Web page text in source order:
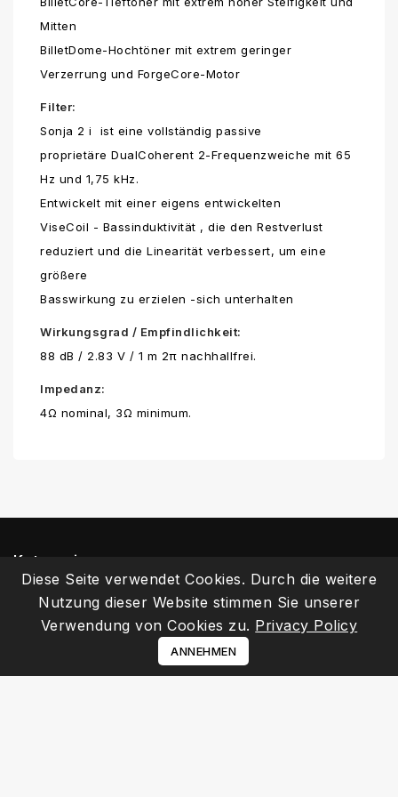
Mitten
BilletDome-Hochtöner mit extrem geringer
Verzerrung und ForgeCore-Motor
Filter:
Sonja 2 i ist eine vollständig passive
proprietäre DualCoherent 2-Frequenzweiche mit 65
Hz und 1,75 kHz.
Entwickelt mit einer eigens entwickelten
ViseCoil - Bassinduktivität , die den Restverlust
reduziert und die Linearität verbessert, um eine
größere
Basswirkung zu erzielen -sich unterhalten
Wirkungsgrad / Empfindlichkeit:
88 dB / 2.83 V / 1 m 2π nachhallfrei.
Impedanz:
4Ω nominal, 3Ω minimum.
Kategorien
Informationen
Diese Seite verwendet Cookies. Durch die weitere
Nutzung dieser Website stimmen Sie unserer
Verwendung von Cookies zu. Privacy Policy
ANNEHMEN